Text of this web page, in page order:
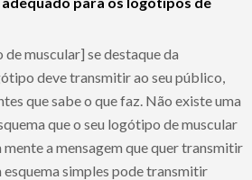
muscular] se destaque da
deve transmitir ao seu público,
que sabe o que faz. Não existe uma
que o seu logótipo de muscular
mente a mensagem que quer transmitir
simples pode transmitir